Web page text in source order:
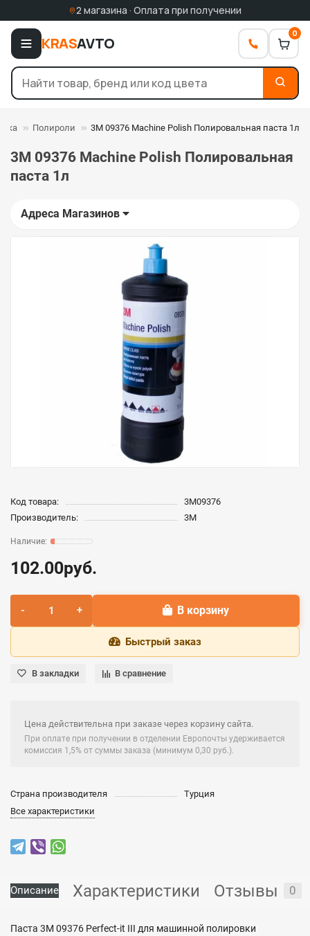
2 магазина · Оплата при получении
KRASAVTO
0
Полироли 3М 09376 Machine Polish Полировальная паста 1л
3М 09376 Machine Polish Полировальная
паста 1л
Адреса Магазинов
Код товара:
3М09376
Производитель:
3M
102.00руб.
В корзину
Быстрый заказ
В закладки В сравнение
Цена действительна при заказе через корзину сайта.
При оплате при получении в отделении Европочты удерживается
комиссия 1,5% от суммы заказа (минимум 0,30 руб.).
Страна производителя
Турция
Все характеристики
Описание Характеристики Отзывы 0
Паста 3М 09376 Perfect-it III для машинной полировки